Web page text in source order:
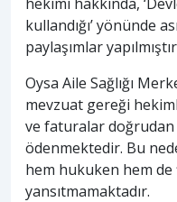
kullandığı’ yönünde
paylaşımlar
Oysa Aile Sağlığı
mevzuat gereği
ve faturalar
ödenmektedir. Bu
hem hukuken hem
yansıtmamaktadır.